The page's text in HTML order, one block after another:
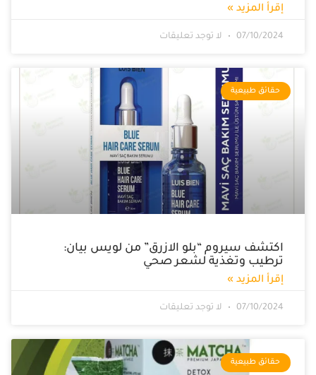
إقرأ المزيد »
07/10/2024 لا توجد تعليقات
حقائق طبيعية
اكتشف سيروم “بلو الازرق” من لويس بيان:
ترطيب وتغذية لشعر صحي
إقرأ المزيد »
07/10/2024 لا توجد تعليقات
حقائق طبيعية